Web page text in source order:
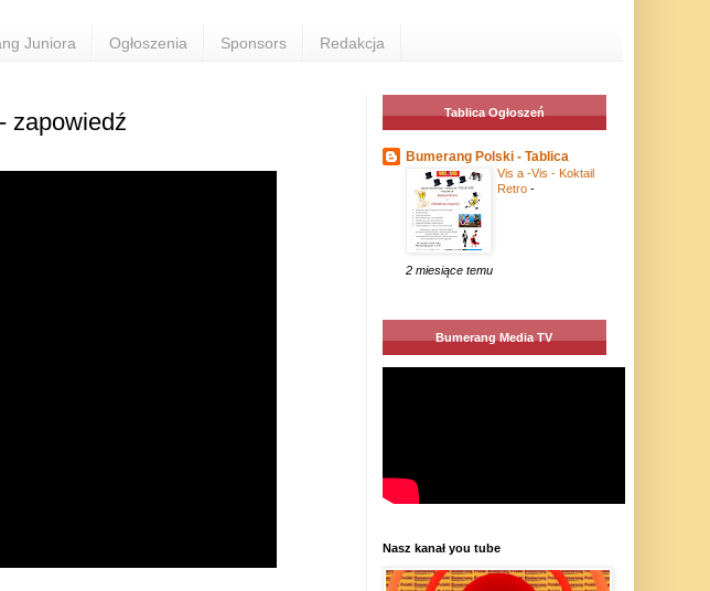
Juniora Ogłoszenia Sponsors Redakcja
zapowiedź Tablica Ogłoszeń
Bumerang Polski - Tablica
Vis a -Vis - Koktail
Retro -
2 miesiące temu
Bumerang Media TV
Nasz kanał you tube